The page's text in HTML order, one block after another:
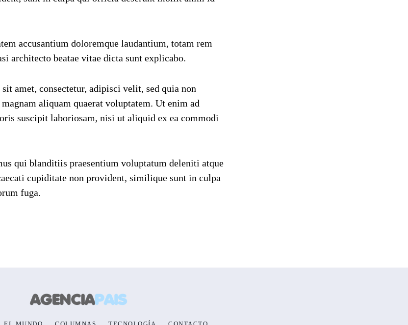
accusantium doloremque laudantium, totam rem
architecto beatae vitae dicta sunt explicabo.
amet, consectetur, adipisci velit, sed quia non
aliquam quaerat voluptatem. Ut enim ad
suscipit laboriosam, nisi ut aliquid ex ea commodi
qui blanditiis praesentium voluptatum deleniti atque
cupiditate non provident, similique sunt in culpa
fuga.